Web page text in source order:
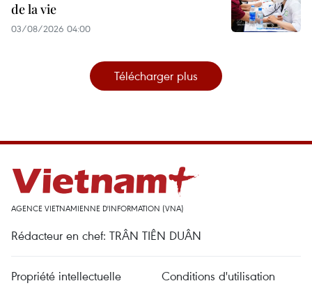
de la vie
03/08/2026 04:00
Télécharger plus
AGENCE VIETNAMIENNE D'INFORMATION (VNA)
Rédacteur en chef: TRÂN TIÊN DUÂN
Propriété intellectuelle Conditions d'utilisation